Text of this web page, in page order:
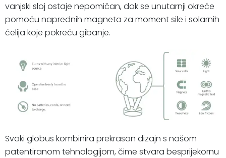
vanjski sloj ostaje nepomičan, dok se unutarnji okreće
pomoću naprednih magneta za moment sile i solarnih
ćelija koje pokreću gibanje.
Svaki globus kombinira prekrasan dizajn s našom
patentiranom tehnologijom, čime stvara besprijekornu